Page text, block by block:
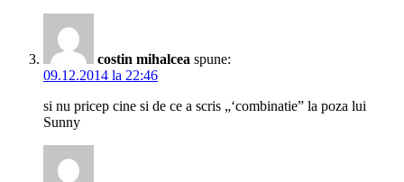
costin mihalcea spune:
09.12.2014 la 22:46
si nu pricep cine si de ce a scris „‘combinatie” la poza lui
Sunny